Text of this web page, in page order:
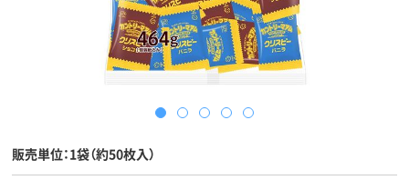
販売単位：1袋（約50枚入）